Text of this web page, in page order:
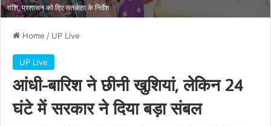
राशि, प्रशासन को दिए सतर्कता के निर्देश
Home / UP Live
UP Live
आंधी-बारिश ने छीनी खुशियां, लेकिन 24
घंटे में सरकार ने दिया बड़ा संबल